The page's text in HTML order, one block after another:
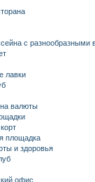
с разнообразными
лавки
валюты
площадка
и здоровья
офис